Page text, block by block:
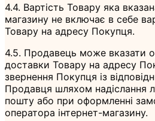
4.4. Вартість Товару яка
магазину не включає в себе
Товару на адресу Покупця.
4.5. Продавець може вказати
доставки Товару на адресу
звернення Покупця із
Продавця шляхом надіслання
пошту або при оформленні
оператора інтернет-магазину.